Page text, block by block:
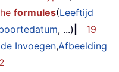
formules(Leeftijd
, ...)
19
Invoegen,Afbeelding